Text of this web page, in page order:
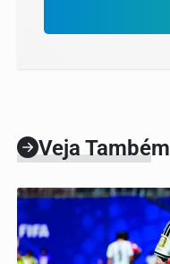
Veja Também